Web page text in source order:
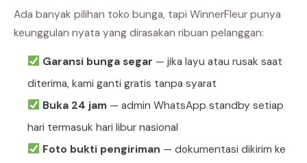
Ada banyak pilihan toko bunga, tapi WinnerFleur punya
keunggulan nyata yang dirasakan ribuan pelanggan:
Garansi bunga segar — jika layu atau rusak saat
diterima, kami ganti gratis tanpa syarat
Buka 24 jam— admin WhatsApp standby setiap
hari termasuk hari libur nasional
Foto bukti pengiriman — dokumentasi dikirim ke